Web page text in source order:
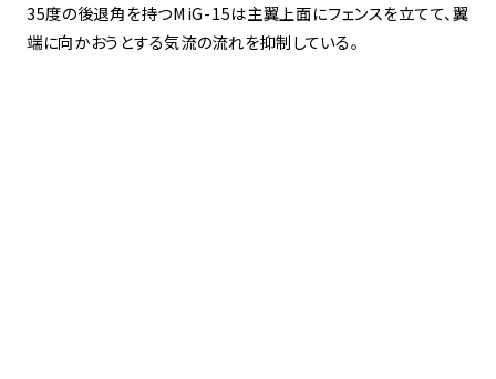
35度の後退角を持つMiG-15は主翼上面にフェンスを立てて、翼
端に向かおうとする気流の流れを抑制している。